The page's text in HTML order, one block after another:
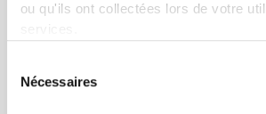
ou qu'ils ont collectées lors de votre
Nécessaires
$75.72
Pantalon pour Homme
$90.87
Pantalon